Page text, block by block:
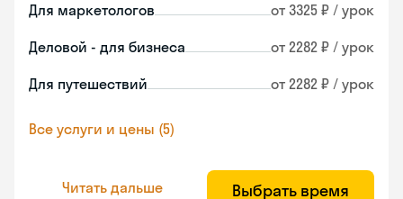
Для маркетологов от 3325 ₽ / урок
Деловой - для бизнеса от 2282 ₽ / урок
Для путешествий от 2282 ₽ / урок
Все услуги и цены (5)
Читать дальше Выбрать время